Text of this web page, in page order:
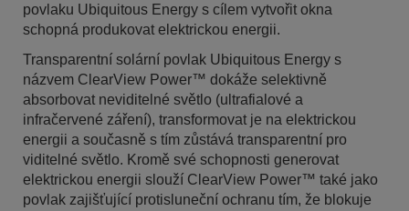
povlaku Ubiquitous Energy s cílem vytvořit okna
schopná produkovat elektrickou energii.
Transparentní solární povlak Ubiquitous Energy s
názvem ClearView Power™ dokáže selektivně
absorbovat neviditelné světlo (ultrafialové a
infračervené záření), transformovat je na elektrickou
energii a současně s tím zůstává transparentní pro
viditelné světlo. Kromě své schopnosti generovat
elektrickou energii slouží ClearView Power™ také jako
povlak zajišťující protisluneční ochranu tím, že blokuje